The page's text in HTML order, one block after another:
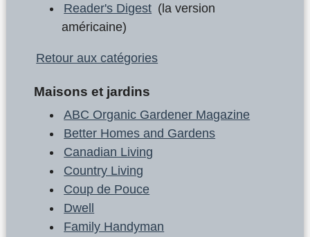
Reader's Digest (la version
américaine)
Retour aux catégories
Maisons et jardins
ABC Organic Gardener Magazine
Better Homes and Gardens
Canadian Living
Country Living
Coup de Pouce
Dwell
Family Handyman